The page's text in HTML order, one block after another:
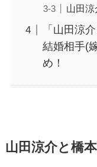
山田
「山田涼
結婚相手(
め！
山田涼介と橋